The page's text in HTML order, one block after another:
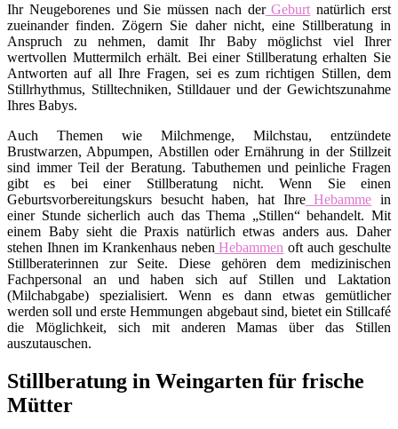
Ihr Neugeborenes und Sie müssen nach derGeburt natürlich erst
zueinander finden. Zögern Sie daher nicht, eine Stillberatung in
Anspruch zu nehmen, damit Ihr Baby möglichst viel Ihrer
wertvollen Muttermilch erhält. Bei einer Stillberatung erhalten Sie
Antworten auf all Ihre Fragen, sei es zum richtigen Stillen, dem
Stillrhythmus, Stilltechniken, Stilldauer und der Gewichtszunahme
Ihres Babys.
Auch Themen wie Milchmenge, Milchstau, entzündete
Brustwarzen, Abpumpen, Abstillen oder Ernährung in der Stillzeit
sind immer Teil der Beratung. Tabuthemen und peinliche Fragen
gibt es bei einer Stillberatung nicht. Wenn Sie einen
Geburtsvorbereitungskurs besucht haben, hat IhreHebamme in
einer Stunde sicherlich auch das Thema „Stillen“ behandelt. Mit
einem Baby sieht die Praxis natürlich etwas anders aus. Daher
stehen Ihnen im Krankenhaus neben Hebammen oft auch geschulte
Stillberaterinnen zur Seite. Diese gehören dem medizinischen
Fachpersonal an und haben sich auf Stillen und Laktation
(Milchabgabe) spezialisiert. Wenn es dann etwas gemütlicher
werden soll und erste Hemmungen abgebaut sind, bietet ein Stillcafé
die Möglichkeit, sich mit anderen Mamas über das Stillen
auszutauschen.
Stillberatung in Weingarten für frische
Mütter